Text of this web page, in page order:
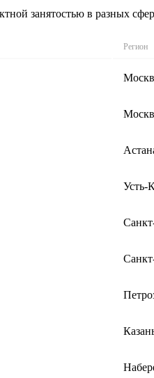
занятостью в разных
Регион
Усть-